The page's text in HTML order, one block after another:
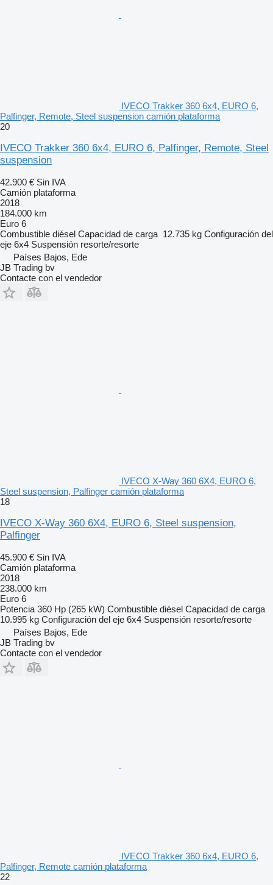
IVECO Trakker 360 6x4, EURO 6,
Palfinger, Remote, Steel suspension camión plataforma
20
IVECO Trakker 360 6x4, EURO 6, Palfinger, Remote, Steel
suspension
42.900 € Sin IVA
Camión plataforma
2018
184.000 km
Euro 6
Combustible diésel Capacidad de carga 12.735 kg Configuración del
eje 6x4 Suspensión resorte/resorte
Países Bajos, Ede
JB Trading bv
Contacte con el vendedor
IVECO X-Way 360 6X4, EURO 6,
Steel suspension, Palfinger camión plataforma
18
IVECO X-Way 360 6X4, EURO 6, Steel suspension,
Palfinger
45.900 € Sin IVA
Camión plataforma
2018
238.000 km
Euro 6
Potencia 360 Hp (265 kW) Combustible diésel Capacidad de carga
10.995 kg Configuración del eje 6x4 Suspensión resorte/resorte
Países Bajos, Ede
JB Trading bv
Contacte con el vendedor
IVECO Trakker 360 6x4, EURO 6,
Palfinger, Remote camión plataforma
22